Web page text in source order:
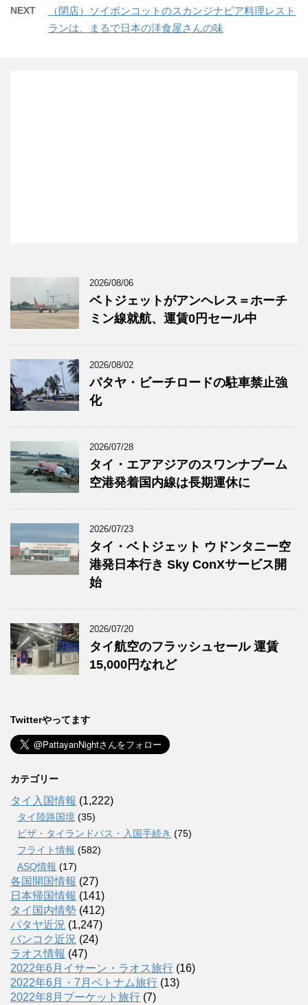
NEXT
（閉店）ソイボンコットのスカンジナビア料理レスト
ランは、まるで日本の洋食屋さんの味
2026/08/06
ベトジェットがアンヘレス＝ホーチ
ミン線就航、運賃0円セール中
2026/08/02
パタヤ・ビーチロードの駐車禁止強
化
2026/07/28
タイ・エアアジアのスワンナプーム
空港発着国内線は長期運休に
2026/07/23
タイ・ベトジェット ウドンタニー空
港発日本行き Sky ConXサービス開
始
2026/07/20
タイ航空のフラッシュセール 運賃
15,000円なれど
Twitterやってます
カテゴリー
タイ入国情報 (1,222)
タイ陸路国境 (35)
ビザ・タイランドパス・入国手続き (75)
フライト情報 (582)
ASQ情報 (17)
各国開国情報 (27)
日本帰国情報 (141)
タイ国内情勢 (412)
パタヤ近況 (1,247)
バンコク近況 (24)
ラオス情報 (47)
2022年6月イサーン・ラオス旅行 (16)
2022年6月・7月ベトナム旅行 (13)
2022年8月プーケット旅行 (7)